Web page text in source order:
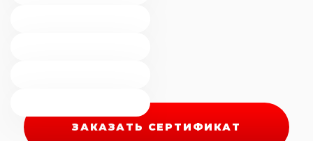
ЗАКАЗАТЬ СЕРТИФИКАТ